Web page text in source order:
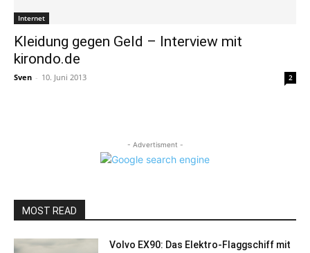
Internet
Kleidung gegen Geld – Interview mit
kirondo.de
Sven - 10. Juni 2013 2
- Advertisment -
MOST READ
Volvo EX90: Das Elektro-Flaggschiff mit